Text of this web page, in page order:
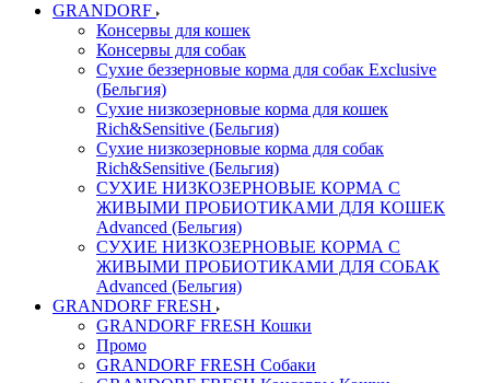
GRANDORF
Консервы для кошек
Консервы для собак
Сухие беззерновые корма для собак Exclusive
(Бельгия)
Сухие низкозерновые корма для кошек
Rich&Sensitive (Бельгия)
Сухие низкозерновые корма для собак
Rich&Sensitive (Бельгия)
СУХИЕ НИЗКОЗЕРНОВЫЕ КОРМА С
ЖИВЫМИ ПРОБИОТИКАМИ ДЛЯ КОШЕК
Advanced (Бельгия)
СУХИЕ НИЗКОЗЕРНОВЫЕ КОРМА С
ЖИВЫМИ ПРОБИОТИКАМИ ДЛЯ СОБАК
Advanced (Бельгия)
GRANDORF FRESH
GRANDORF FRESH Кошки
Промо
GRANDORF FRESH Собаки